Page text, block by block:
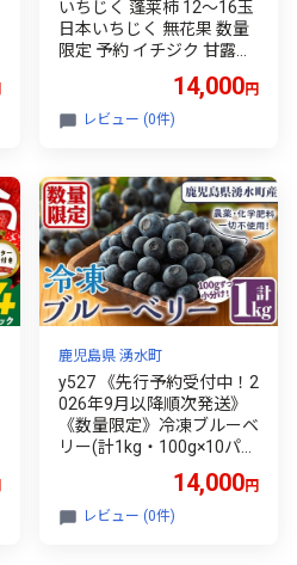
いちじく 蓬莱柿 12～16玉
日本いちじく 無花果 数量
限定 予約 イチジク 甘露煮
維 大きめ 旬 果物 くだもの
人気 フルーツ 秋 秋の味覚
家直送 冷蔵 新潟県 新発田
市 アサカ農園 asaka003
14,000円
レビュー (0件)
鹿児島県 湧水町
y527 《先行予約受付中！2
026年9月以降順次発送》
《数量限定》冷凍ブルーベ
リー(計1kg・100g×10パッ
産 鹿児島県産 くだもの 果
物 フルーツ シャーベット
14,000円
レビュー (0件)